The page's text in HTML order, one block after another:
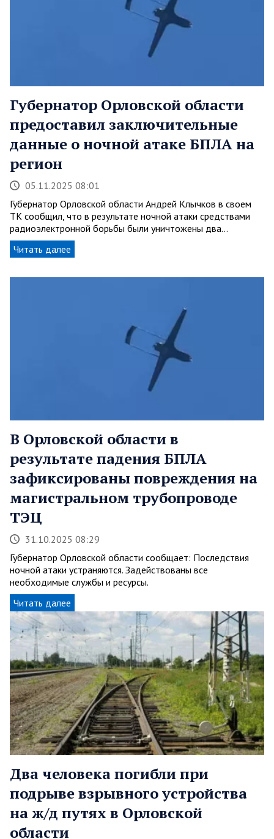
Губернатор Орловской области
предоставил заключительные
данные о ночной атаке БПЛА на
регион
05.11.2025 08:01
Губернатор Орловской области Андрей Клычков в своем
ТК сообщил, что в результате ночной атаки средствами
радиоэлектронной борьбы были уничтожены два…
Читать далее
В Орловской области в
результате падения БПЛА
зафиксированы повреждения на
магистральном трубопроводе
ТЭЦ
31.10.2025 08:29
Губернатор Орловской области сообщает: Последствия
ночной атаки устраняются. Задействованы все
необходимые службы и ресурсы.
Читать далее
Два человека погибли при
подрыве взрывного устройства
на ж/д путях в Орловской
области